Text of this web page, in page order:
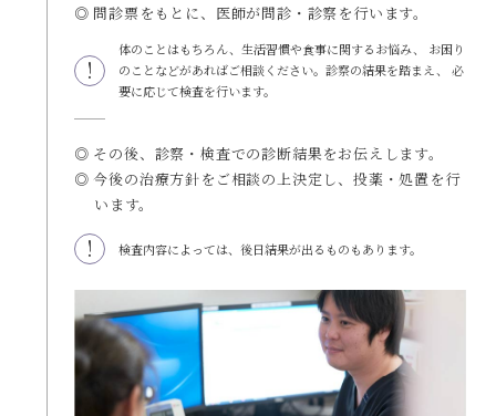
◎ 問診票をもとに、医師が問診・診察を行います。
体のことはもちろん、生活習慣や食事に関するお悩み、
お困り
のことなどがあればご相談ください。診察の結果を踏まえ、
必
要に応じて検査を行います。
◎ その後、診察・検査での診断結果をお伝えします。
◎ 今後の治療方針をご相談の上決定し、投薬・処置を行
います。
検査内容によっては、後日結果が出るものもあります。